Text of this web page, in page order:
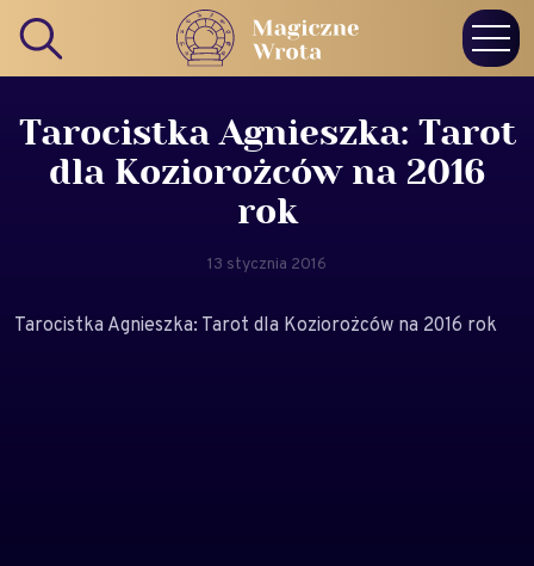
Tarocistka Agnieszka: Tarot
dla Koziorożców na 2016
rok
13 stycznia 2016
Tarocistka Agnieszka: Tarot dla Koziorożców na 2016 rok